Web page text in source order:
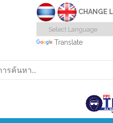
CHANGE
Translate